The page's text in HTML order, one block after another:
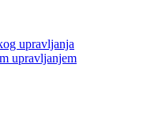
upravljanja
upravljanjem